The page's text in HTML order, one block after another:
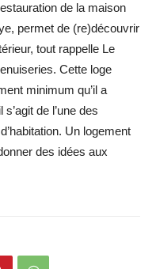
de la maison
permet de (re)découvrir
tout rappelle Le
Cette loge
minimum qu’il a
de l’une des
Un logement
des idées aux